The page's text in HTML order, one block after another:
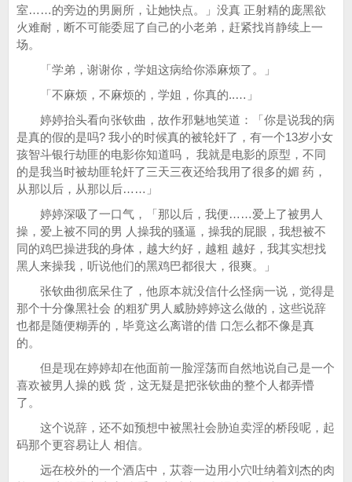
室……的旁边的男厕所，让她快点。」没真 正射精的庞黑欲
火难耐，断不可能委屈了自己的小老弟，赶紧找肖静续上一
场。
「学弟，谢谢你，学姐这病给你添麻烦了。」
「不麻烦，不麻烦的，学姐，你真的..…」
婷婷抬头看向张钦曲，故作邪魅地笑道：「你是说我的病
是真的假的是吗? 我小的时候真的被轮奸了，有一个13岁小女
孩智斗银行劫匪的电影你知道吗， 我就是电影的原型，不同
的是我当时被劫匪轮奸了三天三夜还给我用了很多的媚 药，
从那以后，从那以后……」
婷婷深吸了一口气，「那以后，我便……爱上了被男人
操，爱上被不同的男 人操我的骚逼，操我的屁眼，我想被不
同的鸡巴操进我的身体，越大约好，越粗 越好，我其实想找
黑人来操我，听说他们的黑鸡巴都很大，很爽。」
张钦曲彻底呆住了，他原本就没信什么怪病一说，觉得是
那个十分像黑社会 的粗犷男人威胁婷婷这么做的，这些说辞
也都是随便糊弄的，毕竟这么离谱的借 口怎么都不像是真
的。
但是现在婷婷却在他面前一脸淫荡而自然地说自己是一个
喜欢被男人操的贱 货，这无疑是把张钦曲的整个人都弄懵
了。
这个说辞，还不如预想中被黑社会胁迫卖淫的桥段呢，起
码那个更容易让人 相信。
远在校外的一个酒店中，苁蓉一边用小穴吐纳着刘杰的肉